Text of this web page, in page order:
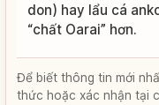
don) hay lẩu cá
“chất Oarai” hơn.
Để biết thông tin mới
thức hoặc xác nhận tại